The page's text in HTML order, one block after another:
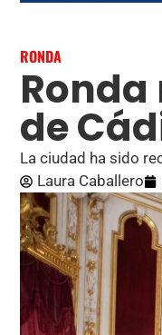
RONDA
de
La ciudad ha sido
Laura Caballero